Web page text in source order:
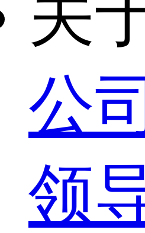
关
公
领